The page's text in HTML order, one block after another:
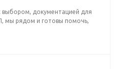
выбором, документацией для
мы рядом и готовы помочь,